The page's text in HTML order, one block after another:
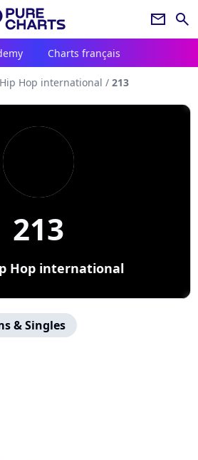
newsletter search
Charts français
Hop international / 213
213
Hop international
& Singles